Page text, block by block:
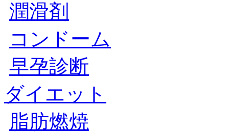
潤滑剤
コンドーム
早孕診断
ダイエット
脂肪燃焼